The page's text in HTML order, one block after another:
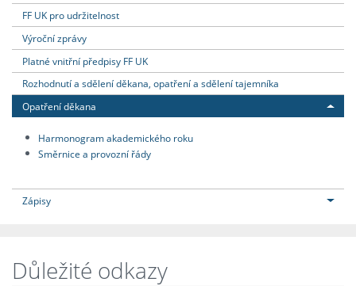
FF UK pro udržitelnost
Výroční zprávy
Platné vnitřní předpisy FF UK
Rozhodnutí a sdělení děkana, opatření a sdělení tajemníka
Opatření děkana
Harmonogram akademického roku
Směrnice a provozní řády
Zápisy
Důležité odkazy